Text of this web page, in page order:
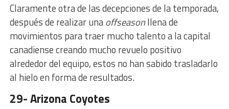
Claramente otra de las decepciones de la temporada,
después de realizar unaoffseasonllena de
movimientos para traer mucho talento a la capital
canadiense creando mucho revuelo positivo
alrededor del equipo, estos no han sabido trasladarlo
al hielo en forma de resultados.
29- Arizona Coyotes